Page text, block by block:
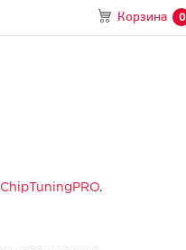
Корзина 0
ChipTuningPRO.